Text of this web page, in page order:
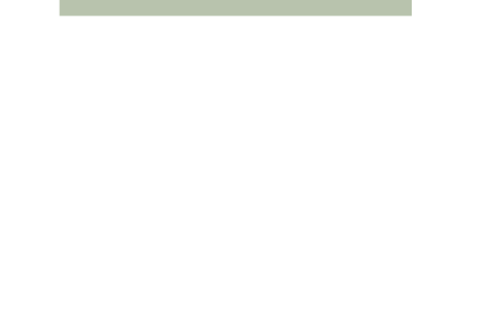
helemaal klaar voor. Onze eerste stop aan de